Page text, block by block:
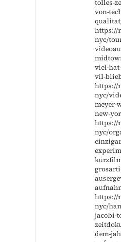
tolles-
von-
https://
nyc/
viel-
vil-
https://
nyc/
meyer-
new-
https://
nyc/
https://
nyc/
jacobi-
dem-